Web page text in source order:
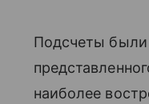
Подсчеты были
наиболее